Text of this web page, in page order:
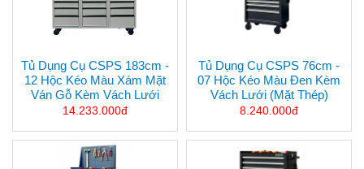
Tủ Dụng Cụ CSPS 183cm -
12 Hộc Kéo Màu Xám Mặt
Ván Gỗ Kèm Vách Lưới
14.233.000đ
Tủ Dụng Cụ CSPS 76cm -
07 Hộc Kéo Màu Đen Kèm
Vách Lưới (mặt Thép)
8.240.000đ